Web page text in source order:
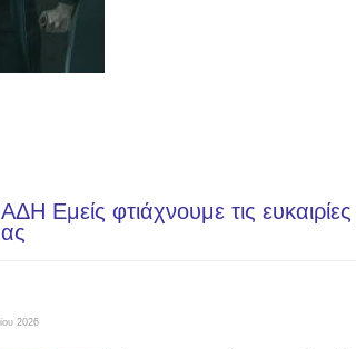
Εμείς φτιάχνουμε τις
2026